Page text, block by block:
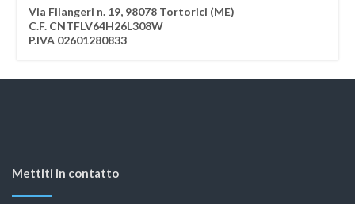
Via Filangeri n. 19, 98078 Tortorici (ME)
C.F. CNTFLV64H26L308W
P.IVA 02601280833
Mettiti in contatto